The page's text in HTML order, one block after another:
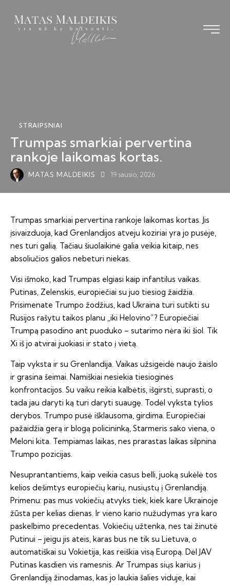
STRAIPSNIAI
Trumpas smarkiai pervertina
rankoje laikomas kortas.
MATAS MALDEIKIS 19 sausio, 2026
Trumpas smarkiai pervertina rankoje laikomas kortas. Jis
įsivaizduoja, kad Grenlandijos atveju koziriai yra jo pusėje,
nes turi galią. Tačiau šiuolaikinė galia veikia kitaip, nes
absoliučios galios nebeturi niekas.
Visi išmoko, kad Trumpas elgiasi kaip infantilus vaikas.
Putinas, Zelenskis, europiečiai su juo tiesiog žaidžia.
Prisimenate Trumpo žodžius, kad Ukraina turi sutikti su
Rusijos rašytu taikos planu „iki Helovino”? Europiečiai
Trumpą pasodino ant puoduko – sutarimo nėra iki šiol. Tik
Xi iš jo atvirai juokiasi ir stato į vietą.
Taip vyksta ir su Grenlandija. Vaikas užsigeidė naujo žaislo
ir grasina šeimai. Namiškiai nesiekia tiesioginės
konfrontacijos. Su vaiku reikia kalbėtis, išgirsti, suprasti, o
tada jau daryti ką turi daryti suaugę. Todėl vyksta tylios
derybos. Trumpo pusė išklausoma, girdima. Europiečiai
pažaidžia gerą ir blogą policininką, Starmeris sako viena, o
Meloni kita. Tempiamas laikas, nes prarastas laikas silpnina
Trumpo pozicijas.
Nesuprantantiems, kaip veikia casus belli, juoką sukėlė tos
kelios dešimtys europiečių karių, nusiųstų į Grenlandiją.
Primenu: pas mus vokiečių atvyks tiek, kiek kare Ukrainoje
žūsta per kelias dienas. Ir vieno kario nužudymas yra karo
paskelbimo precedentas. Vokiečių užtenka, nes tai žinutė
Putinui – jeigu jis ateis, karas bus ne tik su Lietuva, o
automatiškai su Vokietija, kas reiškia visą Europą. Dėl JAV
Putinas kasdien vis ramesnis. Ar Trumpas siųs karius į
Grenlandiją žinodamas, kas jo laukia šalies viduje, kai